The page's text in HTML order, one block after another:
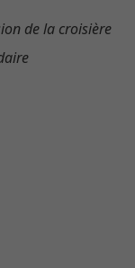
de la croisière